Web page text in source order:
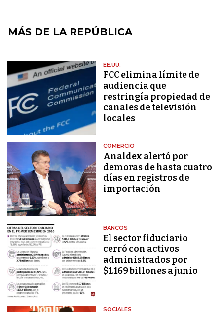
MÁS DE LA REPÚBLICA
EE.UU.
FCC elimina límite de
audiencia que
restringía propiedad de
canales de televisión
locales
COMERCIO
Analdex alertó por
demoras de hasta cuatro
días en registros de
importación
BANCOS
El sector fiduciario
cerró con activos
administrados por
$1.169 billones a junio
SOCIALES